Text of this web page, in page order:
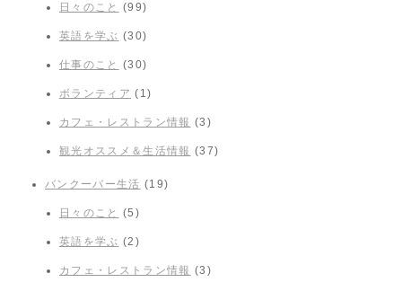
日々のこと (99)
英語を学ぶ (30)
仕事のこと (30)
ボランティア (1)
カフェ・レストラン情報 (3)
観光オススメ＆生活情報 (37)
バンクーバー生活 (19)
日々のこと (5)
英語を学ぶ (2)
カフェ・レストラン情報 (3)